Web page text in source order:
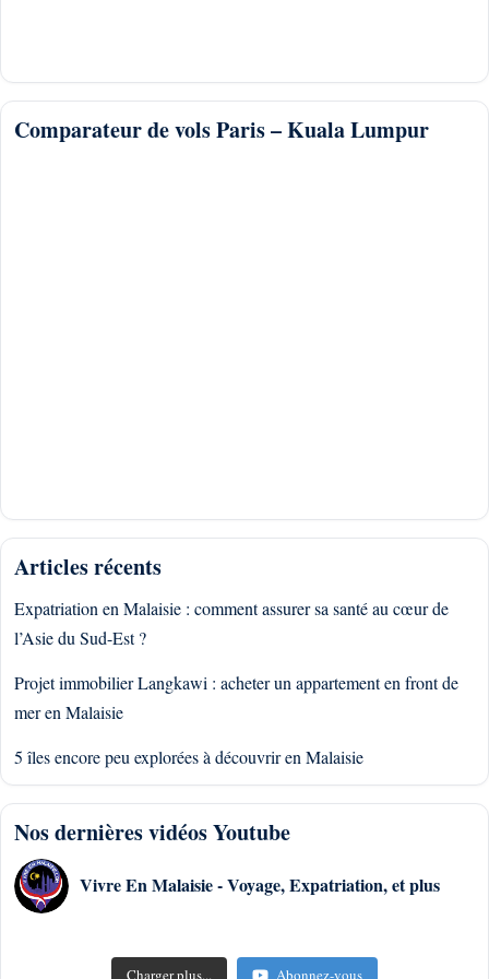
Comparateur de vols Paris – Kuala Lumpur
Articles récents
Expatriation en Malaisie : comment assurer sa santé au cœur de
l’Asie du Sud-Est ?
Projet immobilier Langkawi : acheter un appartement en front de
mer en Malaisie
5 îles encore peu explorées à découvrir en Malaisie
Nos dernières vidéos Youtube
Vivre En Malaisie - Voyage, Expatriation, et plus
Charger plus... Abonnez-vous